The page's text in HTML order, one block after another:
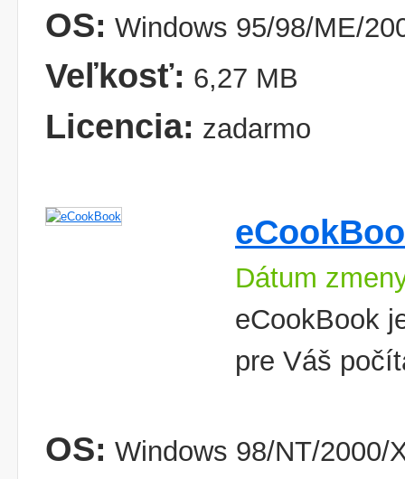
OS: Windows 95/98/ME/
Veľkosť: 6,27 MB
Licencia: zadarmo
Dátum
eCookBook
pre Váš
OS: Windows 98/NT/2000/